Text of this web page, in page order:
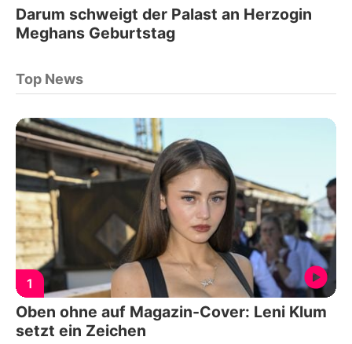
Darum schweigt der Palast an Herzogin
Meghans Geburtstag
Top News
1
Oben ohne auf Magazin-Cover: Leni Klum
setzt ein Zeichen